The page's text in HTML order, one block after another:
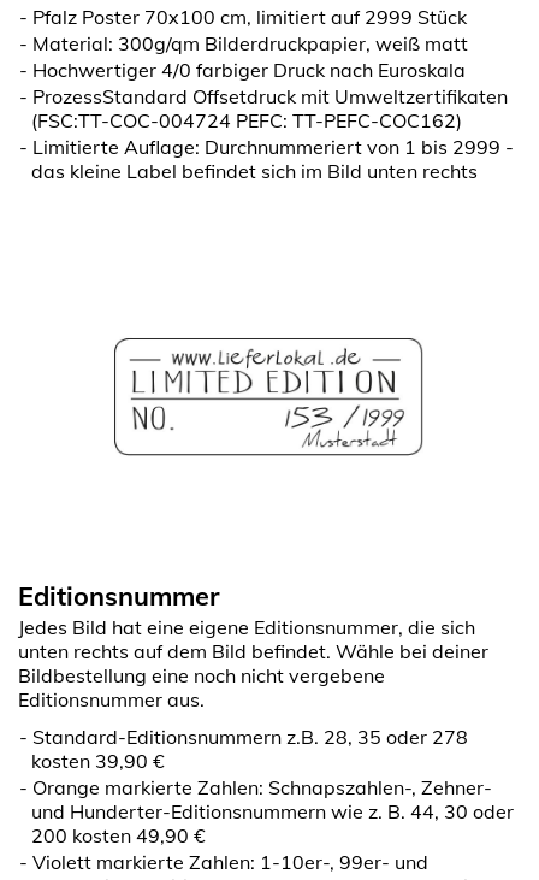
Pfalz Poster 70x100 cm, limitiert auf 2999 Stück
Material: 300g/qm Bilderdruckpapier, weiß matt
Hochwertiger 4/0 farbiger Druck nach Euroskala
ProzessStandard Offsetdruck mit Umweltzertifikaten
(FSC:TT-COC-004724 PEFC: TT-PEFC-COC162)
Limitierte Auflage: Durchnummeriert von 1 bis 2999 -
das kleine Label befindet sich im Bild unten rechts
Editionsnummer
Jedes Bild hat eine eigene Editionsnummer, die sich
unten rechts auf dem Bild befindet. Wähle bei deiner
Bildbestellung eine noch nicht vergebene
Editionsnummer aus.
Standard-Editionsnummern z.B. 28, 35 oder 278
kosten 39,90 €
Orange markierte Zahlen: Schnapszahlen-, Zehner-
und Hunderter-Editionsnummern wie z. B. 44, 30 oder
200 kosten 49,90 €
Violett markierte Zahlen: 1-10er-, 99er- und